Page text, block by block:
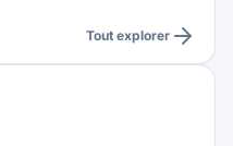
Tout explorer